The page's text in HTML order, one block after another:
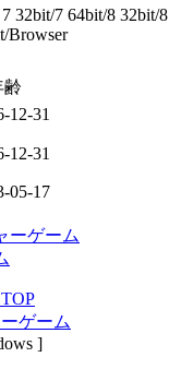
32bit/7 64bit/8 32bit/
Browser
齢
12-31
12-31
05-17
ーゲーム
ゲーム
]